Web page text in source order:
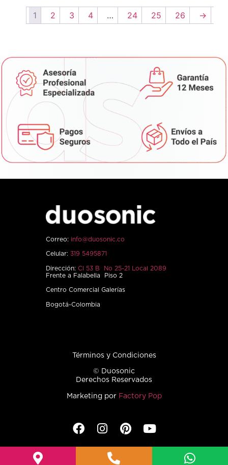
1 2 3 4 … 24 25 26 →
Correo: info@duosonic.co
Celular: 319 5495871
Dirección: Cl 53 B No 25-21 Local 2089
Frente a Falabella Piso 2
Centro Comercial Galerías
Bogotá-Colombia
Términos y Condiciones
© Duosonic
Derechos Reservados
Marketing por Factory Pop